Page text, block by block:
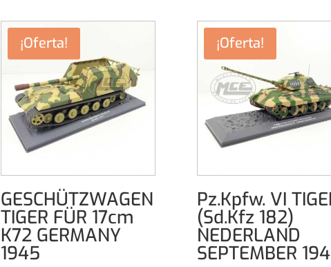
¡Oferta!
GESCHÜTZWAGEN
TIGER FÜR 17cm
K72 GERMANY
1945
¡Oferta!
Pz.Kpfw. VI
(Sd.Kfz 182)
NEDERLAND
SEPTEMBER